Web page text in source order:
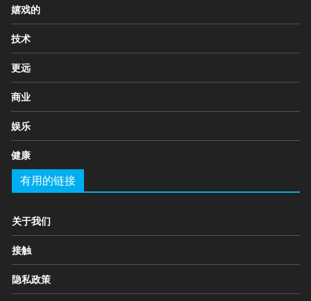
嬉戏的
技术
更远
商业
娱乐
健康
有用的链接
关于我们
接触
隐私政策